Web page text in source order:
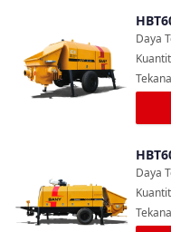
Daya
Daya